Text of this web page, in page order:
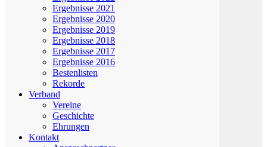
Ergebnisse 2021
Ergebnisse 2020
Ergebnisse 2019
Ergebnisse 2018
Ergebnisse 2017
Ergebnisse 2016
Bestenlisten
Rekorde
Verband
Vereine
Geschichte
Ehrungen
Kontakt